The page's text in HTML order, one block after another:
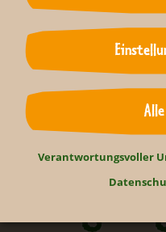
Zurück
Verantwortungsvoller